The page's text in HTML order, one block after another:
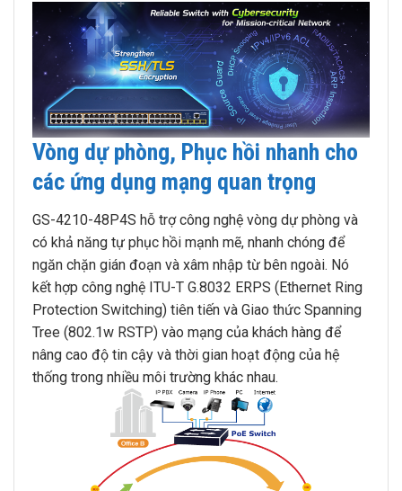
Vòng dự phòng, Phục hồi nhanh cho
các ứng dụng mạng quan trọng
GS-4210-48P4S hỗ trợ công nghệ vòng dự phòng và
có khả năng tự phục hồi mạnh mẽ, nhanh chóng để
ngăn chặn gián đoạn và xâm nhập từ bên ngoài. Nó
kết hợp công nghệ ITU-T G.8032 ERPS (Ethernet Ring
Protection Switching) tiên tiến và Giao thức Spanning
Tree (802.1w RSTP) vào mạng của khách hàng để
nâng cao độ tin cậy và thời gian hoạt động của hệ
thống trong nhiều môi trường khác nhau.